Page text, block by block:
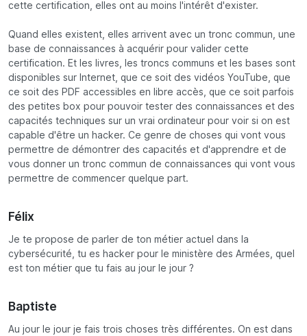
cette certification, elles ont au moins l'intérêt d'exister.
Quand elles existent, elles arrivent avec un tronc commun, une
base de connaissances à acquérir pour valider cette
certification. Et les livres, les troncs communs et les bases sont
disponibles sur Internet, que ce soit des vidéos YouTube, que
ce soit des PDF accessibles en libre accès, que ce soit parfois
des petites box pour pouvoir tester des connaissances et des
capacités techniques sur un vrai ordinateur pour voir si on est
capable d'être un hacker. Ce genre de choses qui vont vous
permettre de démontrer des capacités et d'apprendre et de
vous donner un tronc commun de connaissances qui vont vous
permettre de commencer quelque part.
Félix
Je te propose de parler de ton métier actuel dans la
cybersécurité, tu es hacker pour le ministère des Armées, quel
est ton métier que tu fais au jour le jour ?
Baptiste
Au jour le jour je fais trois choses très différentes. On est dans